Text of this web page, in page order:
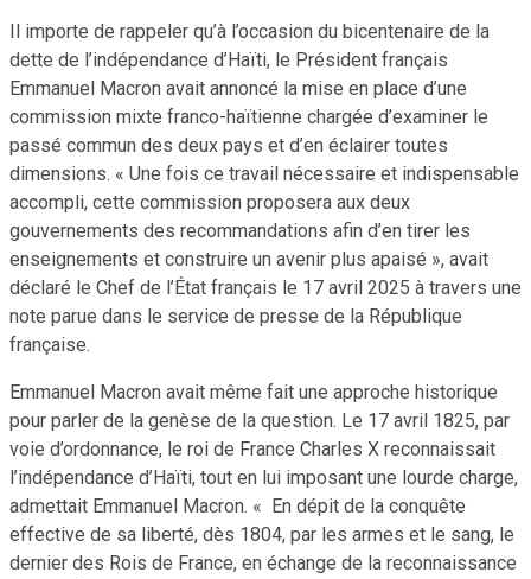
Il importe de rappeler qu’à l’occasion du bicentenaire de la
dette de l’indépendance d’Haïti, le Président français
Emmanuel Macron avait annoncé la mise en place d’une
commission mixte franco-haïtienne chargée d’examiner le
passé commun des deux pays et d’en éclairer toutes
dimensions. « Une fois ce travail nécessaire et indispensable
accompli, cette commission proposera aux deux
gouvernements des recommandations afin d’en tirer les
enseignements et construire un avenir plus apaisé », avait
déclaré le Chef de l’État français le 17 avril 2025 à travers une
note parue dans le service de presse de la République
française.
Emmanuel Macron avait même fait une approche historique
pour parler de la genèse de la question. Le 17 avril 1825, par
voie d’ordonnance, le roi de France Charles X reconnaissait
l’indépendance d’Haïti, tout en lui imposant une lourde charge,
admettait Emmanuel Macron. « En dépit de la conquête
effective de sa liberté, dès 1804, par les armes et le sang, le
dernier des Rois de France, en échange de la reconnaissance